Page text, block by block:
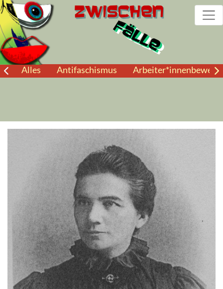
Alles Antifaschismus